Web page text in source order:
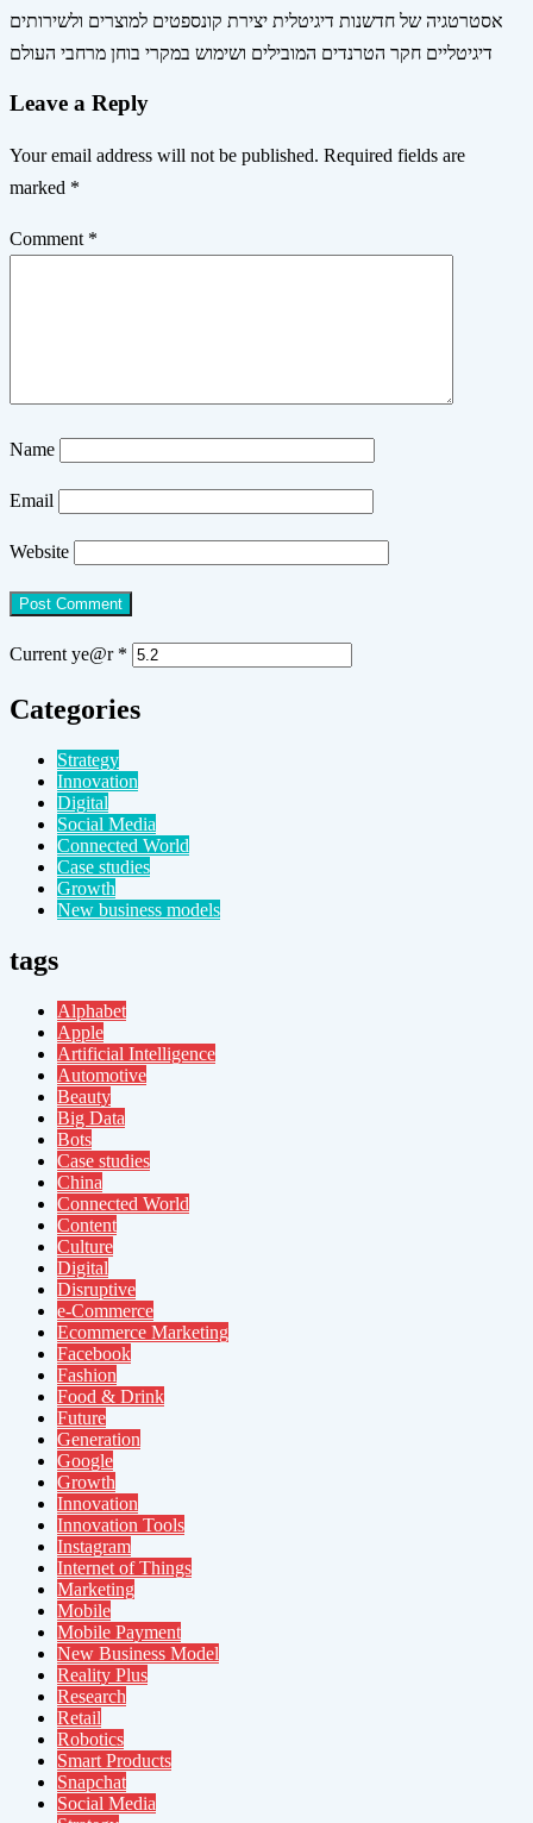
אסטרטגיה של חדשנות דיגיטלית יצירת קונספטים למוצרים ולשירותים
דיגיטליים חקר הטרנדים המובילים ושימוש במקרי בוחן מרחבי העולם
Leave a Reply
Your email address will not be published. Required fields are
marked *
Comment *
Name
Email
Website
Current ye@r *
Categories
Strategy
Innovation
Digital
Social Media
Connected World
Case studies
Growth
New business models
tags
Alphabet
Apple
Artificial Intelligence
Automotive
Beauty
Big Data
Bots
Case studies
China
Connected World
Content
Culture
Digital
Disruptive
e-Commerce
Ecommerce Marketing
Facebook
Fashion
Food & Drink
Future
Generation
Google
Growth
Innovation
Innovation Tools
Instagram
Internet of Things
Marketing
Mobile
Mobile Payment
New Business Model
Reality Plus
Research
Retail
Robotics
Smart Products
Snapchat
Social Media